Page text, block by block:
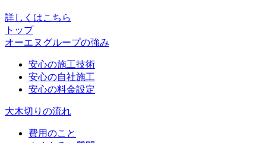
詳しくはこちら
トップ
オーエヌグループの強み
安心の施工技術
安心の自社施工
安心の料金設定
大木切りの流れ
費用のこと